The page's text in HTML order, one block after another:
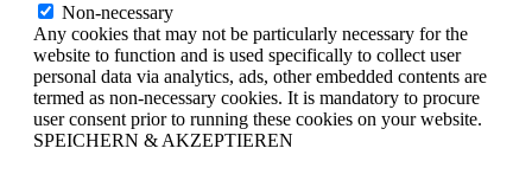
Non-necessary
Any cookies that may not be particularly necessary for the
website to function and is used specifically to collect user
personal data via analytics, ads, other embedded contents are
termed as non-necessary cookies. It is mandatory to procure
user consent prior to running these cookies on your website.
SPEICHERN & AKZEPTIEREN